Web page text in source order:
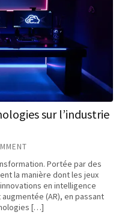
sur l’industrie
Portée par des
la manière dont les jeux
en intelligence
(AR), en passant
[…]